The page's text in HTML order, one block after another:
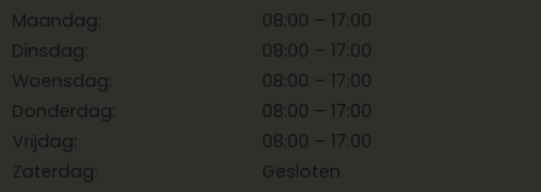
Maandag:
08:00 – 17:00
Dinsdag:
08:00 – 17:00
Woensdag:
08:00 – 17:00
Donderdag:
08:00 – 17:00
Vrijdag:
08:00 – 17:00
Zaterdag:
Gesloten